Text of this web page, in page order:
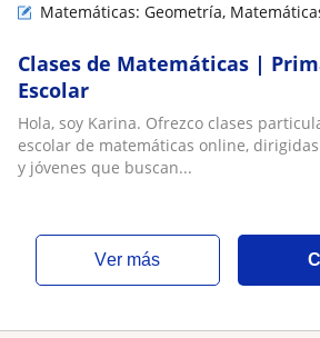
Matemáticas: Geometría,
​Clases de Matemáticas |
Escolar
Hola, soy Karina. Ofrezco clases
escolar de matemáticas online,
y jóvenes que buscan...
ver más